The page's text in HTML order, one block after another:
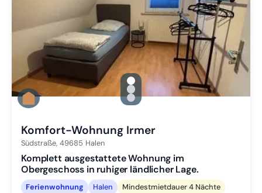
gallery.slide_selector
Zu Slide 1 wechseln
Zu Slide 2 wechseln
Zu Slide 3 wechseln
Komfort-Wohnung Irmer
Südstraße, 49685 Halen
Komplett ausgestattete Wohnung im
Obergeschoss in ruhiger ländlicher Lage.
Ferienwohnung Halen Mindestmietdauer 4 Nächte